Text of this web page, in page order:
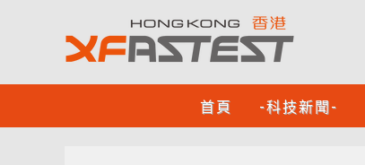
首頁 -科技新聞-